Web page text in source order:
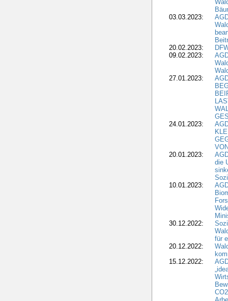
03.03.2023:
20.02.2023:
09.02.2023:
27.01.2023:
24.01.2023:
20.01.2023:
die
10.01.2023:
30.12.2022:
für
20.12.2022:
15.12.2022: